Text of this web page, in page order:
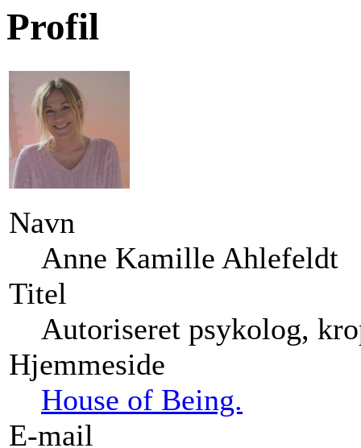
Profil
Navn
Anne Kamille Ahlefeldt
Titel
Autoriseret psykolog,
Hjemmeside
House of Being.
E-mail